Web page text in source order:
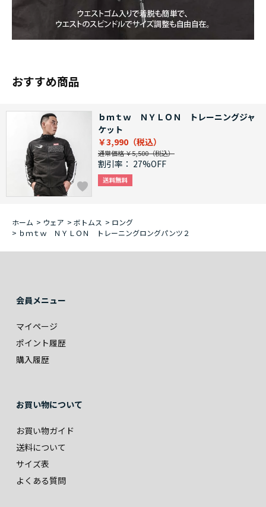
おすすめ商品
ｂｍｔｗ ＮＹＬＯＮ トレーニングジャ
ケット
￥3,990
通常価格 ￥5,500
割引率： 27%OFF
ホーム > ウェア > ボトムス > ロング
> ｂｍｔｗ ＮＹＬＯＮ トレーニングロングパンツ２
会員メニュー
マイページ
ポイント履歴
購入履歴
お買い物について
お買い物ガイド
送料について
サイズ表
よくある質問